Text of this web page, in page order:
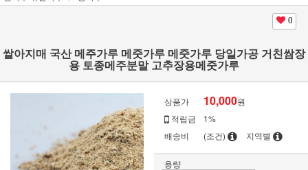
0
쌀아지매 국산 메주가루 메줏가루 메줏가루 당일가공 거친쌈장
용 토종메주분말 고추장용메줏가루
상품가 10,000원
적립금
1%
배송비
(조건) 지역별
용량